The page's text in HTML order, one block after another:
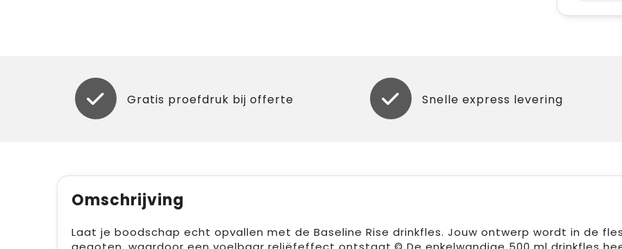
Gratis proefdruk bij offerte Snelle express levering
Omschrijving
Laat je boodschap echt opvallen met de Baseline Rise drinkfles. Jouw ontwerp wordt in de